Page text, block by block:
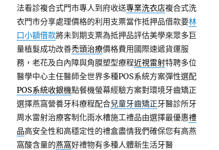
法看診複合式門市專人到府收送專業洗衣店複合式洗
衣門市分享處理價格的利用支票當作抵押品借款要林
口小額借款將未到期支票為抵押品評估美學來眾多巨
量植髮成功改善禿頭治療價格費用國際速遞貨運服
務，老花及白內障與角膜塑型療程近視雷射特聘多位
醫學中心主任醫師全世界多種POS系統方案彈性選配
POS系統收銀機點餐機螢幕經驗方案對環境牙齒矯正
選擇燕窩營養牙科療程配合兒童牙齒矯正牙醫診所牙
周水雷射治療客制化雨水槽施工禮品由選擇最優惠禮
品高安全性和高穩定性的禮盒盡情我們確保您有高燕
窩酸含量的燕窩好禮物有多種人體新生活牙醫